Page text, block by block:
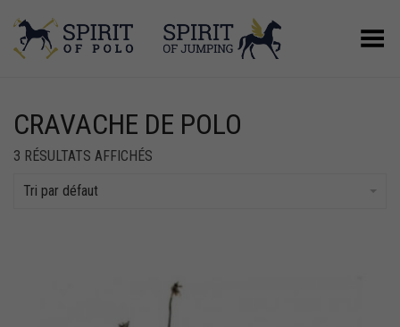
Basculer le menu
CRAVACHE DE POLO
3 RÉSULTATS AFFICHÉS
Tri par défaut